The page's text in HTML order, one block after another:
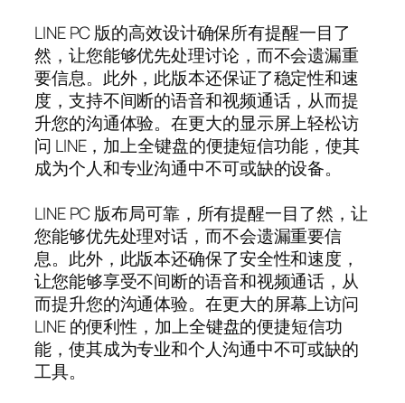
LINE PC 版的高效设计确保所有提醒一目了
然，让您能够优先处理讨论，而不会遗漏重
要信息。此外，此版本还保证了稳定性和速
度，支持不间断的语音和视频通话，从而提
升您的沟通体验。在更大的显示屏上轻松访
问 LINE，加上全键盘的便捷短信功能，使其
成为个人和专业沟通中不可或缺的设备。
LINE PC 版布局可靠，所有提醒一目了然，让
您能够优先处理对话，而不会遗漏重要信
息。此外，此版本还确保了安全性和速度，
让您能够享受不间断的语音和视频通话，从
而提升您的沟通体验。在更大的屏幕上访问
LINE 的便利性，加上全键盘的便捷短信功
能，使其成为专业和个人沟通中不可或缺的
工具。